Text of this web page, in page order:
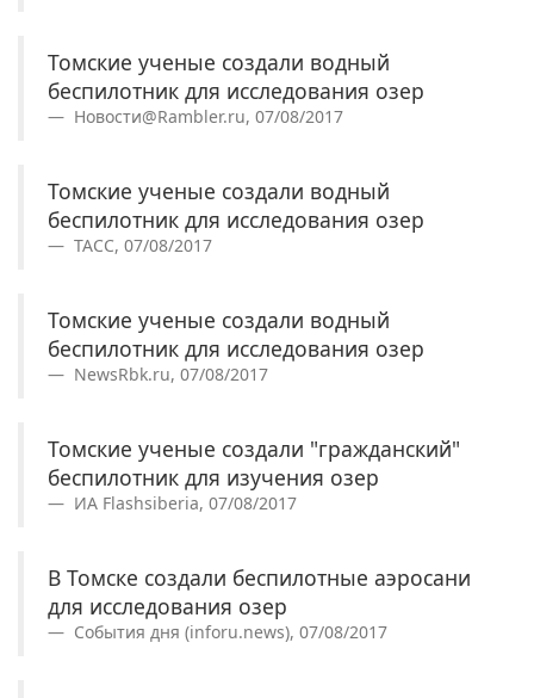
Томские ученые создали водный
беспилотник для исследования озер
Новости@Rambler.ru, 07/08/2017
Томские ученые создали водный
беспилотник для исследования озер
ТАСС, 07/08/2017
Томские ученые создали водный
беспилотник для исследования озер
NewsRbk.ru, 07/08/2017
Томские ученые создали "гражданский"
беспилотник для изучения озер
ИА Flashsiberia, 07/08/2017
В Томске создали беспилотные аэросани
для исследования озер
События дня (inforu.news), 07/08/2017